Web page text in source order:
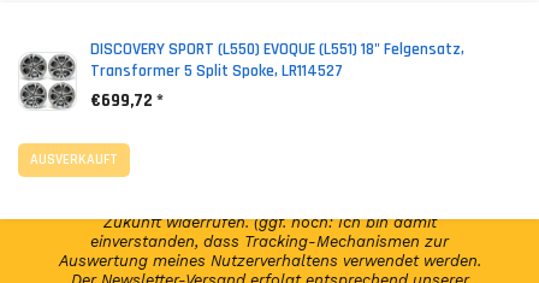
DISCOVERY SPORT (L550) EVOQUE (L551) 18" Felgensatz,
Transformer 5 Split Spoke, LR114527
€699,72 *
AUSVERKAUFT
Abonniere jetzt unseren Newsletter und erhalte per E-
Mail regelmäßig Infos regelmäßig Infos und exklusive
Angebote von GSP24 Germany. Diese Einwilligung zur
Zukunft widerrufen. (ggf. noch: Ich bin damit
einverstanden, dass Tracking-Mechanismen zur
Auswertung meines Nutzerverhaltens verwendet werden.